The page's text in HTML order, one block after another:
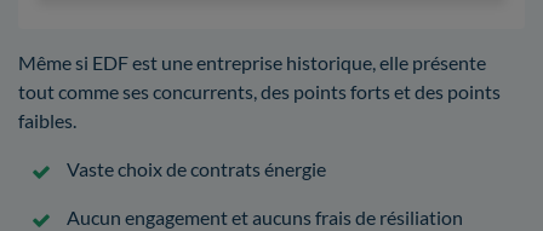
Même si EDF est une entreprise historique, elle présente
tout comme ses concurrents, des points forts et des points
faibles.
Vaste choix de contrats énergie
Aucun engagement et aucuns frais de résiliation